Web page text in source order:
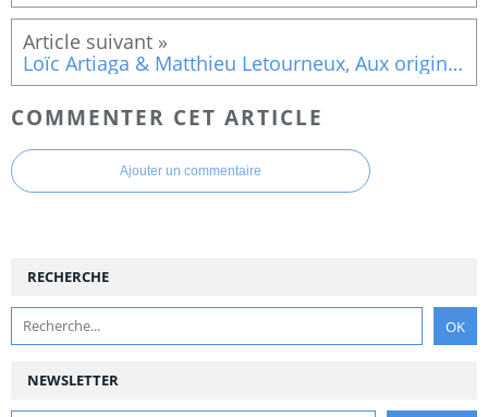
Loïc Artiaga & Matthieu Letourneux, Aux origines de la Pop culture, le Fleuve Noir et les Presses de la cité, au cœur du transmédia à la française, 1945-1990, La découverte, 2022
COMMENTER CET ARTICLE
Ajouter un commentaire
NEWSLETTER
RECHERCHE